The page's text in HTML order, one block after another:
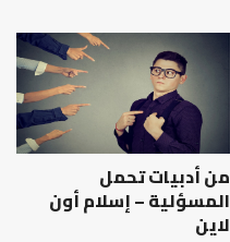
من أدبيات تحمل
المسؤلية – إسلام أون
لاين